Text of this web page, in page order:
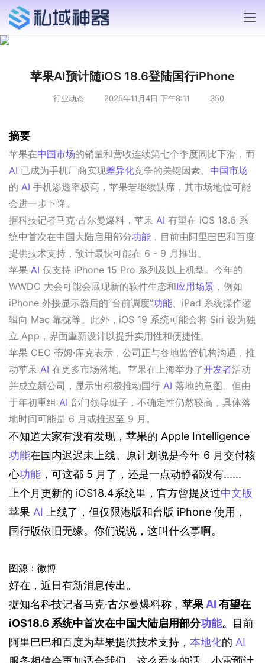
苹果AI预计随iOS 18.6登陆国行iPhone
行业动态 2025年11月4日 下午8:11 350
摘要
苹果在中国市场
AI 已成为手机厂商实现差异化竞争的关键因素。 中国市场
的 AI 手机渗透率极高，苹果若继续缺席，其市场地位可能
会进一步下降。
据科技记者马克·古尔曼爆料，苹果 AI 有望在 iOS 18.6 系
统中首次在中国大陆启用部分功能 ，目前由阿里巴巴和百度
提供技术支持，预计最快可能在 6 - 9 月推出。
苹果 AI 仅支持 iPhone 15 Pro 系列及以上机型。今年的
WWDC 大会可能会展现新的软件生态和应用场景 ，例如
iPhone 外接显示器后的“台前调度”功能、iPad 系统操作逻
辑向 Mac 靠拢等。此外，iOS 19 系统可能会将 Siri 设为独
立 App，界面重新设计以提升实用性和便捷性。
苹果 CEO 蒂姆·库克表示，公司正与各地监管机构沟通，推
动苹果 AI 在更多市场落地。苹果在上海举办了开发者活动
并成立新公司，显示出积极推动国行 AI 落地的意图。但由
于年初重组 AI 部门领导班子，不确定性仍然较高，具体落
地时间可能是 6 月或推迟至 9 月。
功能在国内迟迟未上线。原计划说是今年 6 月交付核
心功能 ，可这都 5 月了，还是一点动静都没有......
上个月更新的 iOS18.4系统里，官方曾提及过中文版
苹果 AI 上线了，但仅限港版和台版 iPhone 使用，
国行版依旧无缘。你们说说，这叫什么事啊。
图源：微博
好在，近日有新消息传出。
据知名科技记者马克·古尔曼爆料称， 苹果 AI 有望在
iOS18.6 系统中首次在中国大陆启用部分功能。 目前
阿里巴巴和百度为苹果提供技术支持， 本地化的 AI